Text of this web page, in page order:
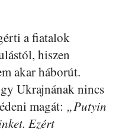
a fiatalok
hiszen
akar háborút.
Ukrajnának nincs
magát: „Putyin
Ezért